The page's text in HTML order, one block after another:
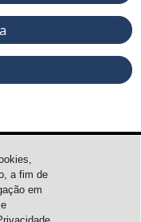
a fim de
em